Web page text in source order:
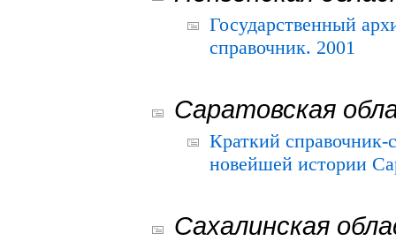
Государственный
справочник. 2001
Саратовская
Краткий
новейшей истории
Сахалинская